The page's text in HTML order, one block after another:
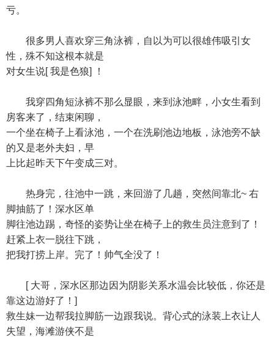
亏。
很多男人喜欢穿三角泳裤，自以为可以很雄伟吸引女
性，殊不知这根本就是
对女生说[ 我是色狼] ！
我穿四角短泳裤不那么显眼，来到泳池畔，小女生看到
房客来了，结束闲聊，
一个坐在椅子上看泳池，一个在洗刷池边地板，泳池旁不缺
的又是老外夫妇，早
上比起昨天下午变成三对。
热身完，往池中一跳，来回游了几趟，突然间靠北~ 右
脚抽筋了！深水区单
脚往池边踢，奇怪的姿势让坐在椅子上的救生员注意到了！
赶紧上衣一脱往下跳，
把我打捞上岸。完了！帅气全没了！
[ 大哥，深水区那边因为阴影关系水温会比较低，你还是
靠这边游好了！]
救生妹一边帮我拉脚筋一边跟我说。背心式的泳装上衣让人
失望，海滩游侠不是